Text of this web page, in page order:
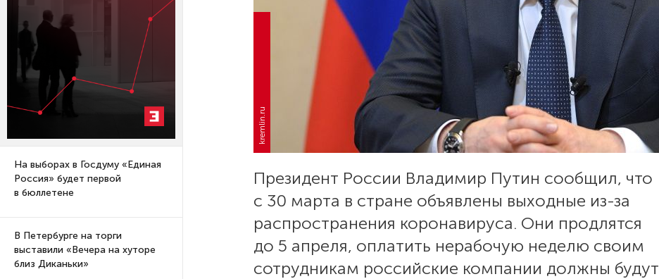
На выборах в Госдуму «Единая
Россия» будет первой
в бюллетене
В Петербурге на торги
выставили «Вечера на хуторе
близ Диканьки»
kremlin.ru
Президент России Владимир Путин сообщил, что
с 30 марта в стране объявлены выходные из-за
распространения коронавируса. Они продлятся
до 5 апреля, оплатить нерабочую неделю своим
сотрудникам российские компании должны будут